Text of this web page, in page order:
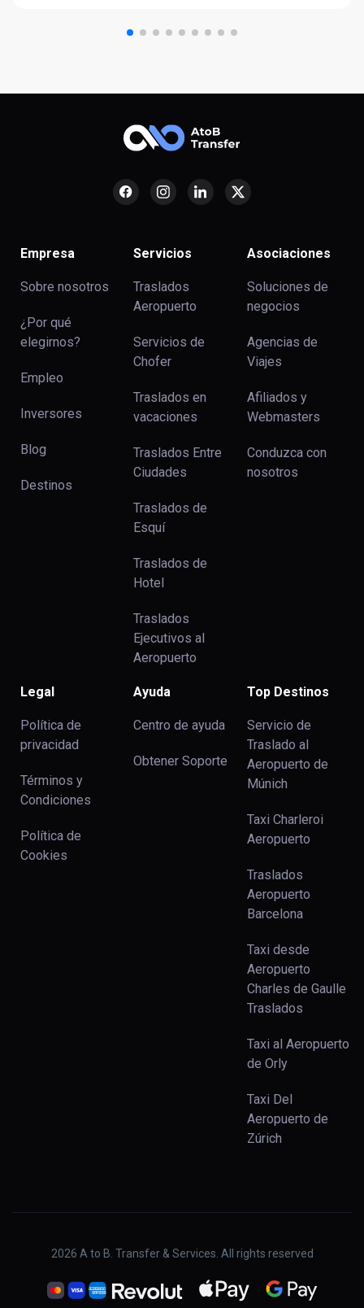
Empresa
Sobre nosotros
¿Por qué
elegirnos?
Empleo
Inversores
Blog
Destinos
Servicios
Traslados
Aeropuerto
Servicios de
Chofer
Traslados en
vacaciones
Traslados Entre
Ciudades
Traslados de
Esquí
Traslados de
Hotel
Traslados
Ejecutivos al
Aeropuerto
Asociaciones
Soluciones de
negocios
Agencias de
Viajes
Afiliados y
Webmasters
Conduzca con
nosotros
Legal
Política de
privacidad
Términos y
Condiciones
Política de
Cookies
Ayuda
Centro de ayuda
Obtener Soporte
Top Destinos
Servicio de
Traslado al
Aeropuerto de
Múnich
Taxi Charleroi
Aeropuerto
Traslados
Aeropuerto
Barcelona
Taxi desde
Aeropuerto
Charles de Gaulle
Traslados
Taxi al Aeropuerto
de Orly
Taxi Del
Aeropuerto de
Zúrich
2026 A to B. Transfer & Services. All rights reserved